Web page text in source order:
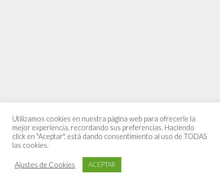
Utilizamos cookies en nuestra página web para ofrecerle la
mejor experiencia, recordando sus preferencias. Haciendo
click en "Aceptar", está dando consentimiento al uso de TODAS
las cookies.
Ajustes de Cookies ACEPTAR